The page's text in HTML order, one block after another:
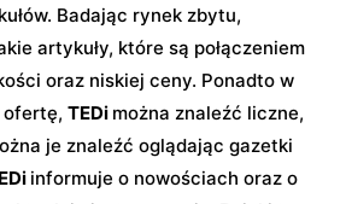
Badając rynek zbytu,
artykuły, które są połączeniem
oraz niskiej ceny. Ponadto w
ofertę, TEDi można znaleźć liczne,
je znaleźć oglądając gazetki
informuje o nowościach oraz o